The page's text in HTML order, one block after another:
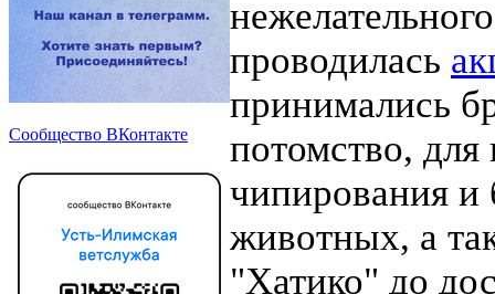
Сообщество ВКонтакте
проводилась
принимались
потомство,
чипирования и
животных, а
"Хатико" до